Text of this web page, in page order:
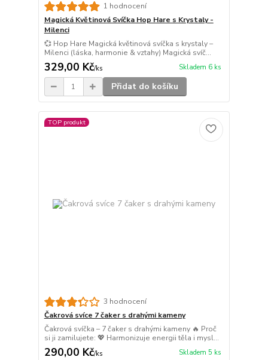
1 hodnocení
Magická Květinová Svíčka Hop Hare s Krystaly -
Milenci
💞 Hop Hare Magická květinová svíčka s krystaly –
Milenci (láska, harmonie & vztahy) Magická svíč...
329,00 Kč/ks Skladem 6 ks
Přidat do košíku
TOP produkt
3 hodnocení
Čakrová svíce 7 čaker s drahými kameny
Čakrová svíčka – 7 čaker s drahými kameny 🔥 Proč
si ji zamilujete: 💖 Harmonizuje energii těla i mysl...
290,00 Kč/ks Skladem 5 ks